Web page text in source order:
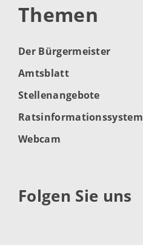
Themen
Der Bürgermeister
Amtsblatt
Stellenangebote
Ratsinformationssystem
Webcam
Folgen Sie uns